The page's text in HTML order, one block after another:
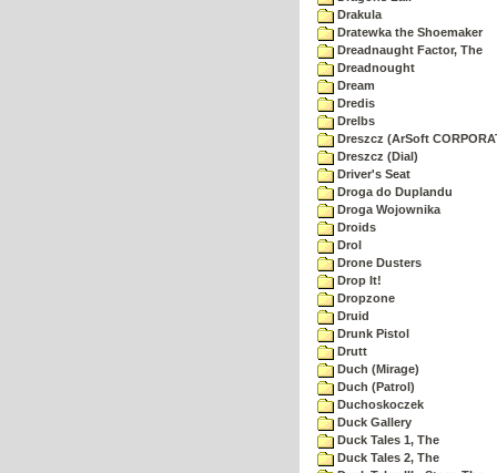
Drakula
Dratewka the Shoemaker
Dreadnaught Factor, The
Dreadnought
Dream
Dredis
Drelbs
Dreszcz (ArSoft
Dreszcz (Dial)
Driver's Seat
Droga do Duplandu
Droga Wojownika
Droids
Drol
Drone Dusters
Drop It!
Dropzone
Druid
Drunk Pistol
Drutt
Duch (Mirage)
Duch (Patrol)
Duchoskoczek
Duck Gallery
Duck Tales 1, The
Duck Tales 2, The